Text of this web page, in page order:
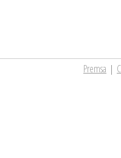
Premsa |